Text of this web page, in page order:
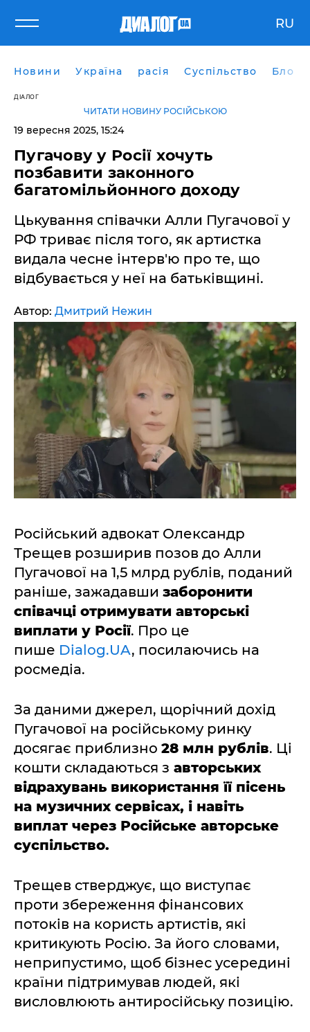
RU
Новини Україна расія Суспільство Блоги
ДІАЛОГ
ЧИТАТИ НОВИНУ РОСІЙСЬКОЮ
19 вересня 2025, 15:24
Пугачову у Росії хочуть
позбавити законного
багатомільйонного доходу
Цькування співачки Алли Пугачової у
РФ триває після того, як артистка
видала чесне інтерв'ю про те, що
відбувається у неї на батьківщині.
Автор: Дмитрий Нежин
Російський адвокат Олександр
Трещев розширив позов до Алли
Пугачової на 1,5 млрд рублів, поданий
раніше, зажадавши заборонити
співачці отримувати авторські
виплати у Росії. Про це
пише Dialog.UA, посилаючись на
росмедіа.
За даними джерел, щорічний дохід
Пугачової на російському ринку
досягає приблизно 28 млн рублів. Ці
кошти складаються з авторських
відрахувань використання її пісень
на музичних сервісах, і навіть
виплат через Російське авторське
суспільство.
Трещев стверджує, що виступає
проти збереження фінансових
потоків на користь артистів, які
критикують Росію. За його словами,
неприпустимо, щоб бізнес усередині
країни підтримував людей, які
висловлюють антиросійську позицію.